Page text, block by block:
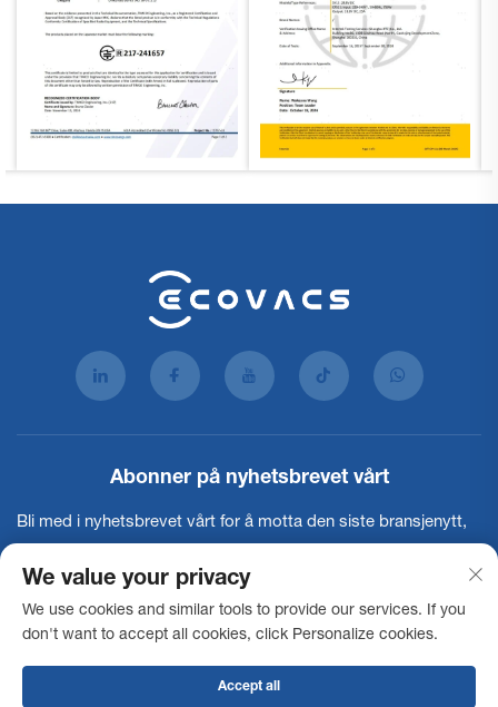
Abonner på nyhetsbrevet vårt
Bli med i nyhetsbrevet vårt for å motta den siste bransjenytt,
Abonner
We value your privacy
We use cookies and similar tools to provide our services. If you
don't want to accept all cookies, click Personalize cookies.
Accept all